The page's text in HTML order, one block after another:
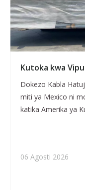
Kutoka kwa
Uliosafishwa:
Meksiko
Uzalishaji na
Dokezo Kabla
miti ya Mexico ni
katika Amerika ya
unaozidi kuuzwa nje
06 Agosti 2026